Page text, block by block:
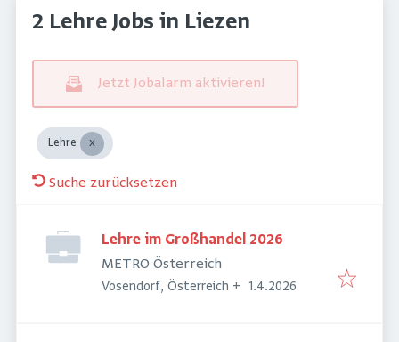
2 Lehre Jobs in Liezen
Jetzt Jobalarm aktivieren!
Lehre
Suche zurücksetzen
Lehre im Großhandel 2026
METRO Österreich
Vösendorf, Österreich + Veröffentlicht
1.4.2026